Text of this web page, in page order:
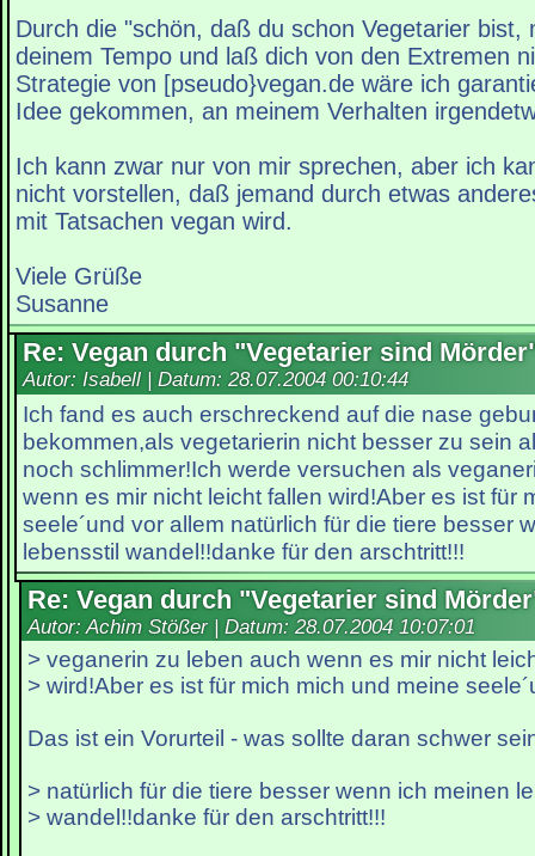
Durch die "schön, daß du schon Vegetarier bist,
deinem Tempo und laß dich von den Extremen
Strategie von [pseudo}vegan.de wäre ich
Idee gekommen, an meinem Verhalten
Ich kann zwar nur von mir sprechen, aber ich
nicht vorstellen, daß jemand durch etwas
mit Tatsachen vegan wird.
Viele Grüße
Susanne
Re: Vegan durch "Vegetarier sind
Autor: Isabell | Datum: 28.07.2004 00:10:44
Ich fand es auch erschreckend auf die nase
bekommen,als vegetarierin nicht besser zu sein
noch schlimmer!Ich werde versuchen als
wenn es mir nicht leicht fallen wird!Aber es ist für
seele´und vor allem natürlich für die tiere besser
lebensstil wandel!!danke für den arschtritt!!!
Re: Vegan durch "Vegetarier sind
Autor: Achim Stößer | Datum: 28.07.2004 10:07:01
> veganerin zu leben auch wenn es mir nicht
> wird!Aber es ist für mich mich und meine
Das ist ein Vorurteil - was sollte daran schwer
> natürlich für die tiere besser wenn ich meinen
> wandel!!danke für den arschtritt!!!